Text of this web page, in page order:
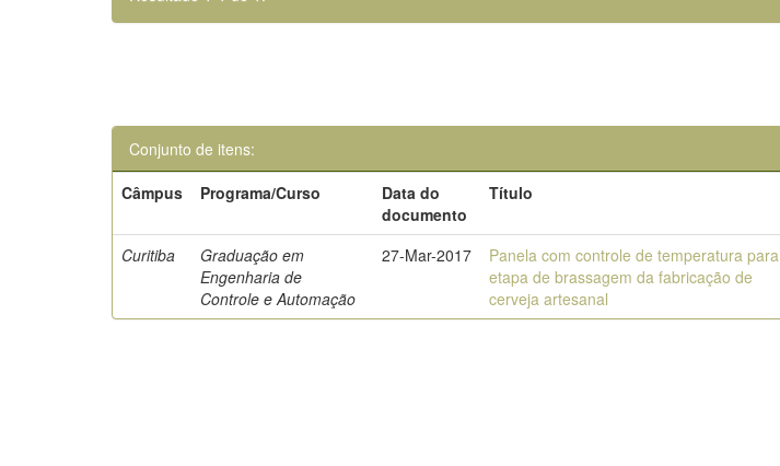
Conjunto de itens:
Câmpus
Programa/Curso
Data do
documento
Título
Curitiba
Graduação em
Engenharia de
Controle e Automação
27-Mar-2017
Panela com controle de temperatura para
etapa de brassagem da fabricação de
cerveja artesanal